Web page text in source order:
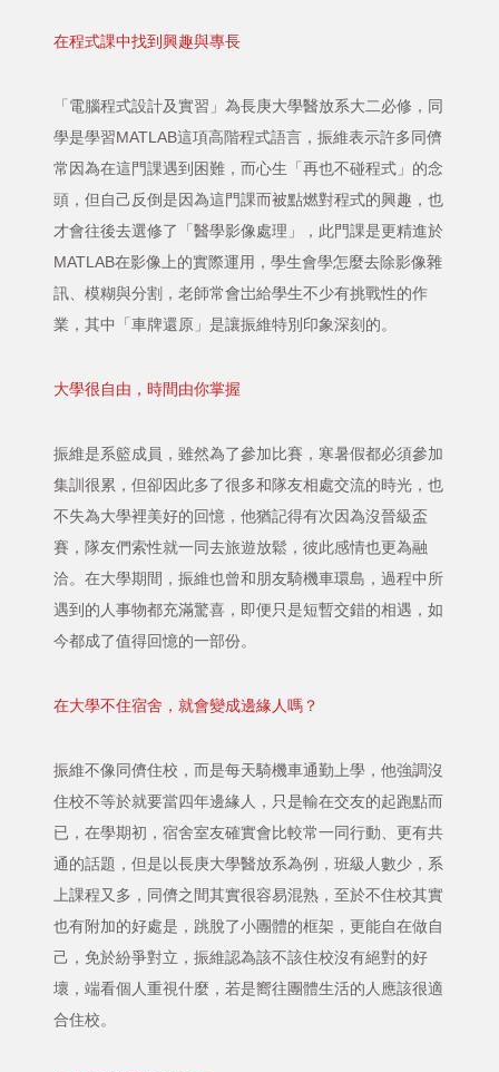
在程式課中找到興趣與專長
「電腦程式設計及實習」為長庚大學醫放系大二必修，同
學是學習MATLAB這項高階程式語言，振維表示許多同儕
常因為在這門課遇到困難，而心生「再也不碰程式」的念
頭，但自己反倒是因為這門課而被點燃對程式的興趣，也
才會往後去選修了「醫學影像處理」，此門課是更精進於
MATLAB在影像上的實際運用，學生會學怎麼去除影像雜
訊、模糊與分割，老師常會岀給學生不少有挑戰性的作
業，其中「車牌還原」是讓振維特別印象深刻的。
大學很自由，時間由你掌握
振維是系籃成員，雖然為了參加比賽，寒暑假都必須參加
集訓很累，但卻因此多了很多和隊友相處交流的時光，也
不失為大學裡美好的回憶，他猶記得有次因為沒晉級盃
賽，隊友們索性就一同去旅遊放鬆，彼此感情也更為融
洽。在大學期間，振維也曾和朋友騎機車環島，過程中所
遇到的人事物都充滿驚喜，即便只是短暫交錯的相遇，如
今都成了值得回憶的一部份。
在大學不住宿舍，就會變成邊緣人嗎？
振維不像同儕住校，而是每天騎機車通勤上學，他強調沒
住校不等於就要當四年邊緣人，只是輸在交友的起跑點而
已，在學期初，宿舍室友確實會比較常一同行動、更有共
通的話題，但是以長庚大學醫放系為例，班級人數少，系
上課程又多，同儕之間其實很容易混熟，至於不住校其實
也有附加的好處是，跳脫了小團體的框架，更能自在做自
己，免於紛爭對立，振維認為該不該住校沒有絕對的好
壞，端看個人重視什麼，若是嚮往團體生活的人應該很適
合住校。